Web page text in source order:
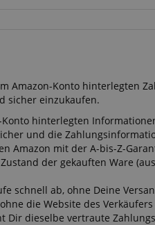
Amazon-Konto hinterlegten
sicher einzukaufen.
hinterlegten
und die
Amazon mit der A-bis-Z-
der gekauften Ware
schnell ab, ohne Deine
die Website des
Dir dieselbe vertraute